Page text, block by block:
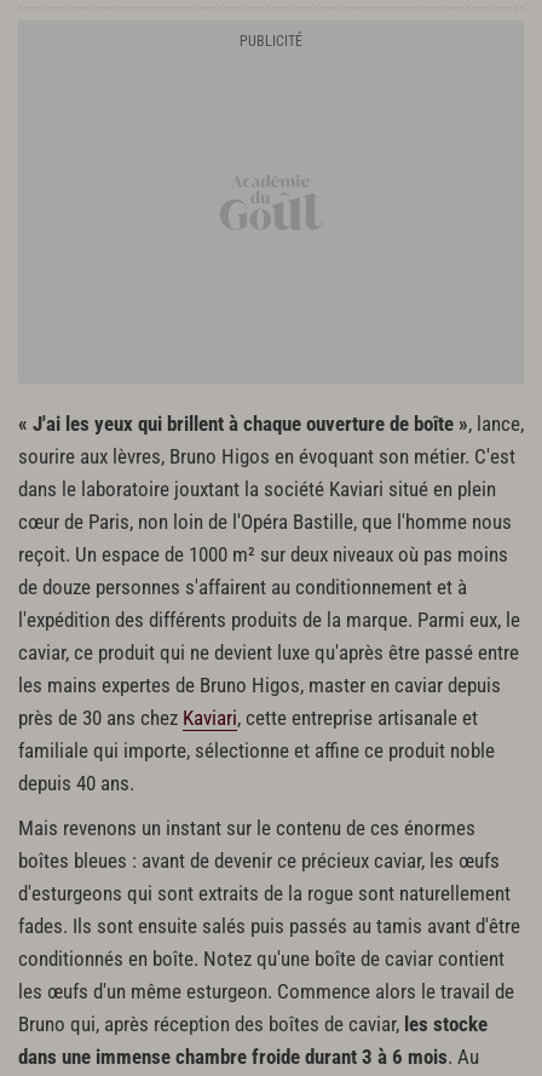
« J'ai les yeux qui brillent à chaque ouverture de boîte », lance,
sourire aux lèvres, Bruno Higos en évoquant son métier. C'est
dans le laboratoire jouxtant la société Kaviari situé en plein
cœur de Paris, non loin de l'Opéra Bastille, que l'homme nous
reçoit. Un espace de 1000 m² sur deux niveaux où pas moins
de douze personnes s'affairent au conditionnement et à
l'expédition des différents produits de la marque. Parmi eux, le
caviar, ce produit qui ne devient luxe qu'après être passé entre
les mains expertes de Bruno Higos, master en caviar depuis
près de 30 ans chez Kaviari, cette entreprise artisanale et
familiale qui importe, sélectionne et affine ce produit noble
depuis 40 ans.
Mais revenons un instant sur le contenu de ces énormes
boîtes bleues : avant de devenir ce précieux caviar, les œufs
d'esturgeons qui sont extraits de la rogue sont naturellement
fades. Ils sont ensuite salés puis passés au tamis avant d'être
conditionnés en boîte. Notez qu'une boîte de caviar contient
les œufs d'un même esturgeon. Commence alors le travail de
Bruno qui, après réception des boîtes de caviar, les stocke
dans une immense chambre froide durant 3 à 6 mois. Au